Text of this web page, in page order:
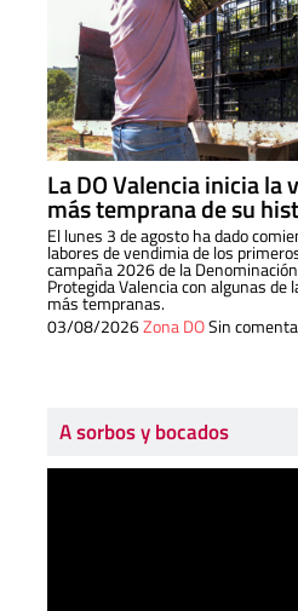
La DO Valencia inicia la
más temprana de su
El lunes 3 de agosto ha dado
labores de vendimia de los
campaña 2026 de la
Protegida Valencia con algunas de
más tempranas.
03/08/2026Zona DOSin
A sorbos y bocados